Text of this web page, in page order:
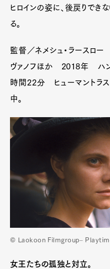
ヒロインの姿に、後戻りで
る。
監督／ネメシュ・ラースロー
ヴァノフほか 2018年 ハ
時間22分 ヒューマントラ
中。
© Laokoon Filmgroup–
女王たちの孤独と対立。